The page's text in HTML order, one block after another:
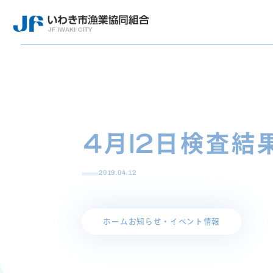
4月12日検査結
2019.04.12
ホーム お知らせ・イベント情報